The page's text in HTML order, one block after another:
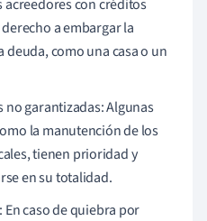
acreedores con créditos
a embargar la
como una casa o un
garantizadas: Algunas
la manutención de los
tienen prioridad y
en su totalidad.
caso de quiebra por